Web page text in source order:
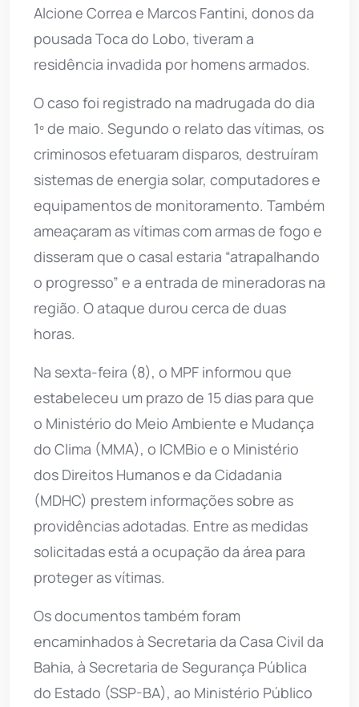
Alcione Correa e Marcos Fantini, donos da
pousada Toca do Lobo, tiveram a
residência invadida por homens armados.
O caso foi registrado na madrugada do dia
1º de maio. Segundo o relato das vítimas, os
criminosos efetuaram disparos, destruíram
sistemas de energia solar, computadores e
equipamentos de monitoramento. Também
ameaçaram as vítimas com armas de fogo e
disseram que o casal estaria “atrapalhando
o progresso” e a entrada de mineradoras na
região. O ataque durou cerca de duas
horas.
Na sexta-feira (8), o MPF informou que
estabeleceu um prazo de 15 dias para que
o Ministério do Meio Ambiente e Mudança
do Clima (MMA), o ICMBio e o Ministério
dos Direitos Humanos e da Cidadania
(MDHC) prestem informações sobre as
providências adotadas. Entre as medidas
solicitadas está a ocupação da área para
proteger as vítimas.
Os documentos também foram
encaminhados à Secretaria da Casa Civil da
Bahia, à Secretaria de Segurança Pública
do Estado (SSP-BA), ao Ministério Público